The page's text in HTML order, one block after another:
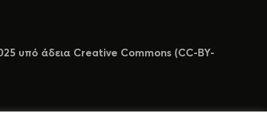
υπό άδεια Creative Commons (CC-BY-